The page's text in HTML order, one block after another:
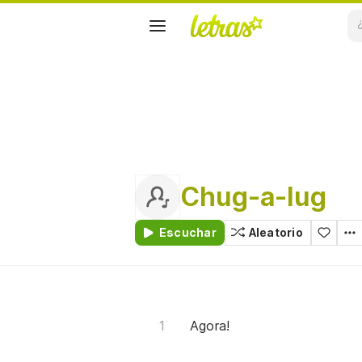
Chug-a-lug
Escuchar Aleatorio
Agora!